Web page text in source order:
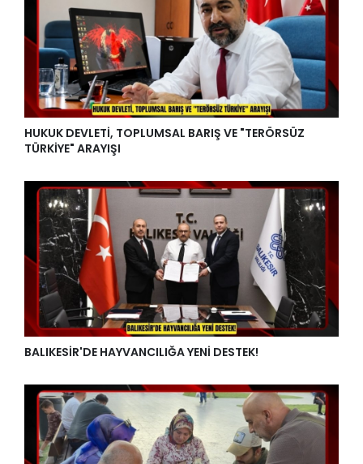
HUKUK DEVLETİ, TOPLUMSAL BARIŞ VE "TERÖRSÜZ
TÜRKİYE" ARAYIŞI
BALIKESİR'DE HAYVANCILIĞA YENİ DESTEK!